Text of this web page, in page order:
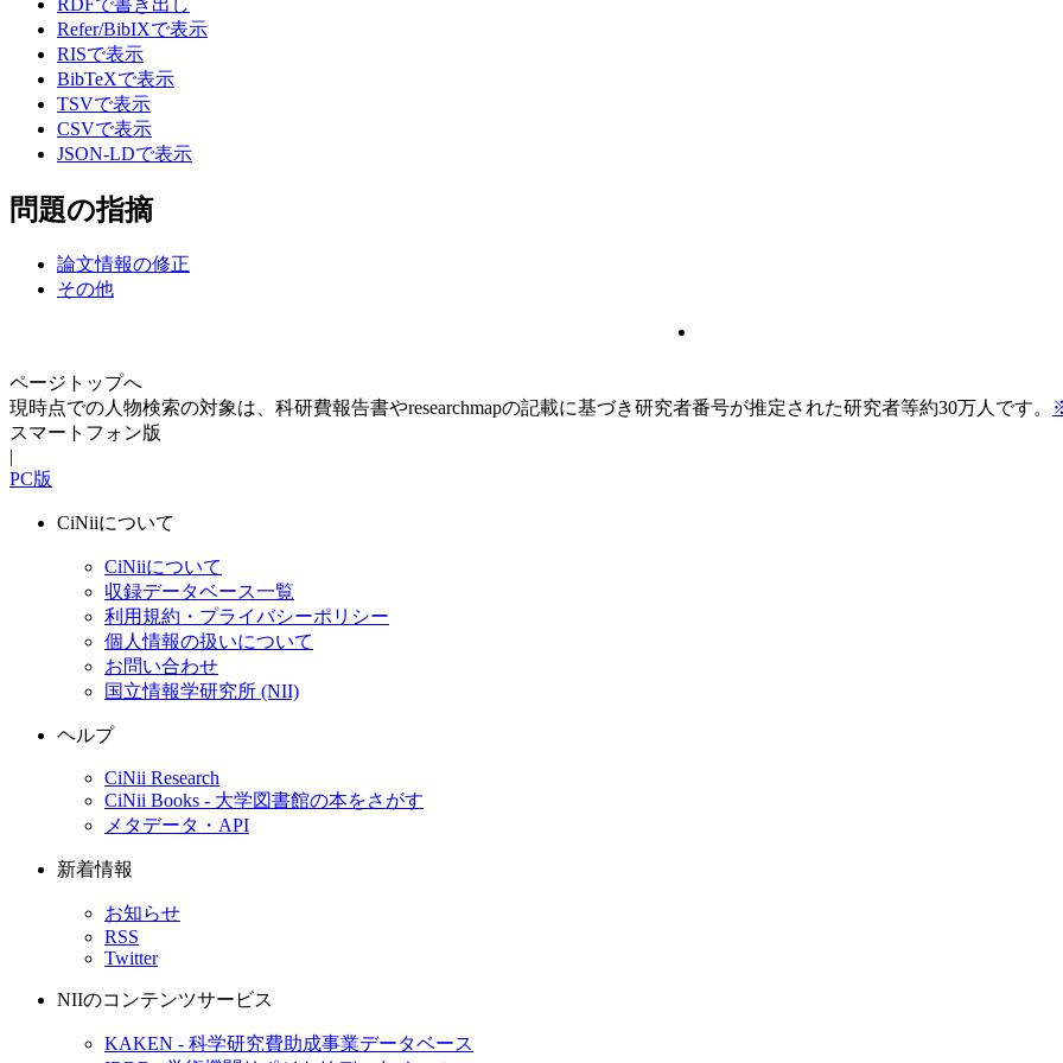
RDFで書き出し
Refer/BibIXで表示
RISで表示
BibTeXで表示
TSVで表示
CSVで表示
JSON-LDで表示
問題の指摘
論文情報の修正
その他
ページトップへ
現時点での人物検索の対象は、科研費報告書やresearchmapの記載に基づき研究者番号が推定された研究者等約30万人です。
スマートフォン版
|
PC版
CiNiiについて
CiNiiについて
収録データベース一覧
利用規約・プライバシーポリシー
個人情報の扱いについて
お問い合わせ
国立情報学研究所 (NII)
ヘルプ
CiNii Research
CiNii Books - 大学図書館の本をさがす
メタデータ・API
新着情報
お知らせ
RSS
Twitter
NIIのコンテンツサービス
KAKEN - 科学研究費助成事業データベース